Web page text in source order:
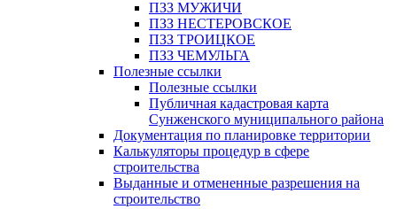
ПЗЗ МУЖИЧИ
ПЗЗ НЕСТЕРОВСКОЕ
ПЗЗ ТРОИЦКОЕ
ПЗЗ ЧЕМУЛЬГА
Полезные ссылки
Полезные ссылки
Публичная кадастровая карта
Сунженского муниципального района
Документация по планировке территории
Калькуляторы процедур в сфере
строительства
Выданные и отмененные разрешения на
строительство